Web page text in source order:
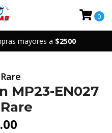
mayores a $2500
0
MP23-EN027